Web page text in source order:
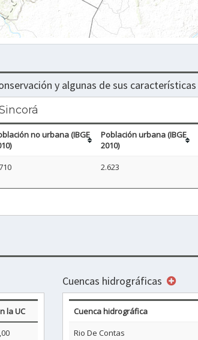
y algunas de sus características
no urbana (IBGE
Población urbana (IBGE
2010)
2.623
la UC
Cuencas hidrográficas
Cuenca hidrográfica
Rio De Contas